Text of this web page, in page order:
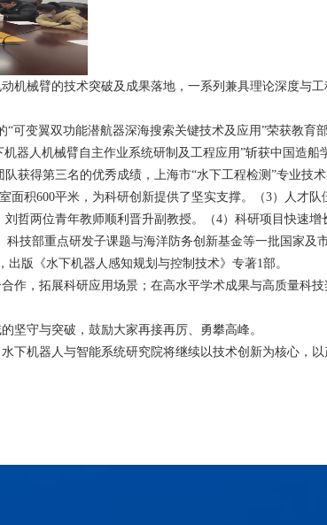
机械臂的技术突破及成果落地，一系列兼具理论深度与
可变翼双功能潜航器深海搜索关键技术及应用”荣获教育
器人机械臂自主作业系统研制及工程应用”斩获中国造船
获得第三名的优秀成绩，上海市“水下工程检测”专业技
面积600平米，为科研创新提供了坚实支撑。（3）人才队
刘哲两位青年教师顺利晋升副教授。（4）科研项目快速增
科技部重点研发子课题与海洋防务创新基金等一批国家及
出版《水下机器人感知规划与控制技术》专著1部。
作，拓展科研应用场景；在高水平学术成果与高质量科
坚守与突破，鼓励大家再接再厉、勇攀高峰。
下机器人与智能系统研究院将继续以技术创新为核心，